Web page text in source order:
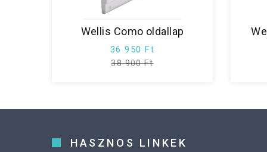
Wellis Como oldallap
36 950 Ft
38 900 Ft
HASZNOS LINKEK